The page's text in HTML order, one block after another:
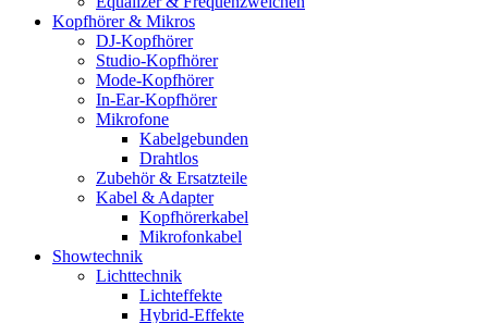
Kopfhörer & Mikros
DJ-Kopfhörer
Studio-Kopfhörer
Mode-Kopfhörer
In-Ear-Kopfhörer
Mikrofone
Kabelgebunden
Drahtlos
Zubehör & Ersatzteile
Kabel & Adapter
Kopfhörerkabel
Mikrofonkabel
Showtechnik
Lichttechnik
Lichteffekte
Hybrid-Effekte